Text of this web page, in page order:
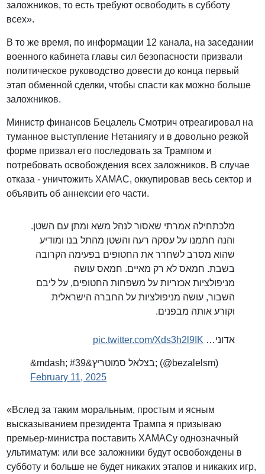
заложников, то есть требуют освободить в субботу
всех».
В то же время, по информации 12 канала, на заседании
военного кабинета главы сил безопасности призвали
политическое руководство довести до конца первый
этап обменной сделки, чтобы спасти как можно больше
заложников.
Министр финансов Бецалель Смотрич отреагировал на
туманное выступление Нетаниягу и в довольно резкой
форме призвал его последовать за Трампом и
потребовать освобождения всех заложников. В случае
отказа - уничтожить ХАМАС, оккупировав весь сектор и
объявить об аннексии его части.
מלכתחילה אמרתי שאסור לנהל משא ומתן עם השטן.
והנה חתמנו על עסקה רעה והשטן מהתל בנו ומודיע
שהוא מסרב לשחרר את החטופים בפעימה הקרובה
בשבת. חמאס לא רק מאיים. חמאס עושה
מניפולציות אכזריות על משפחות החטופים, על ליבם
השבור, עושה מניפולציות על החברה הישראלית
וקורע אותה מבפנים.
אדוני… pic.twitter.com/Xds3h2l9IK
&mdash; בצלאל סמוטריץ&#39; (@bezalelsm)
February 11, 2025
«Вслед за таким моральным, простым и ясным
высказыванием президента Трампа я призываю
премьер-министра поставить ХАМАСу однозначный
ультиматум: или все заложники будут освобождены в
субботу и больше не будет никаких этапов и никаких игр,